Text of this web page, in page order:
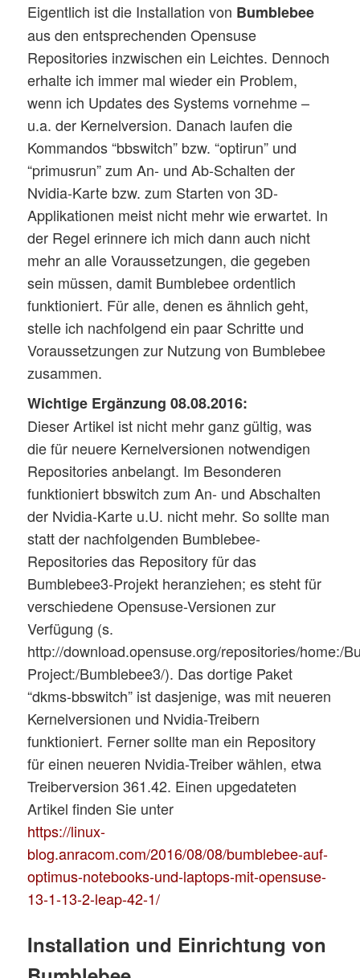
Eigentlich ist die Installation von Bumblebee
aus den entsprechenden Opensuse
Repositories inzwischen ein Leichtes. Dennoch
erhalte ich immer mal wieder ein Problem,
wenn ich Updates des Systems vornehme –
u.a. der Kernelversion. Danach laufen die
Kommandos “bbswitch” bzw. “optirun” und
“primusrun” zum An- und Ab-Schalten der
Nvidia-Karte bzw. zum Starten von 3D-
Applikationen meist nicht mehr wie erwartet. In
der Regel erinnere ich mich dann auch nicht
mehr an alle Voraussetzungen, die gegeben
sein müssen, damit Bumblebee ordentlich
funktioniert. Für alle, denen es ähnlich geht,
stelle ich nachfolgend ein paar Schritte und
Voraussetzungen zur Nutzung von Bumblebee
zusammen.
Wichtige Ergänzung 08.08.2016:
Dieser Artikel ist nicht mehr ganz gültig, was
die für neuere Kernelversionen notwendigen
Repositories anbelangt. Im Besonderen
funktioniert bbswitch zum An- und Abschalten
der Nvidia-Karte u.U. nicht mehr. So sollte man
statt der nachfolgenden Bumblebee-
Repositories das Repository für das
Bumblebee3-Projekt heranziehen; es steht für
verschiedene Opensuse-Versionen zur
Verfügung (s.
http://download.opensuse.org/repositories/home:/
Project:/Bumblebee3/). Das dortige Paket
“dkms-bbswitch” ist dasjenige, was mit neueren
Kernelversionen und Nvidia-Treibern
funktioniert. Ferner sollte man ein Repository
für einen neueren Nvidia-Treiber wählen, etwa
Treiberversion 361.42. Einen upgedateten
Artikel finden Sie unter
https://linux-
blog.anracom.com/2016/08/08/bumblebee-auf-
optimus-notebooks-und-laptops-mit-opensuse-
13-1-13-2-leap-42-1/
Installation und Einrichtung von